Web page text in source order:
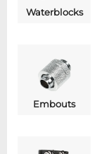
Waterblocks
Embouts